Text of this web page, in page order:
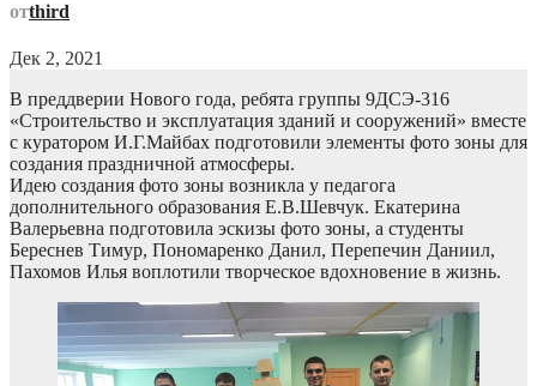
отthird
Дек 2, 2021
В преддверии Нового года, ребята группы 9ДСЭ-316
«Строительство и эксплуатация зданий и сооружений» вместе
с куратором И.Г.Майбах подготовили элементы фото зоны для
создания праздничной атмосферы.
Идею создания фото зоны возникла у педагога
дополнительного образования Е.В.Шевчук. Екатерина
Валерьевна подготовила эскизы фото зоны, а студенты
Береснев Тимур, Пономаренко Данил, Перепечин Даниил,
Пахомов Илья воплотили творческое вдохновение в жизнь.